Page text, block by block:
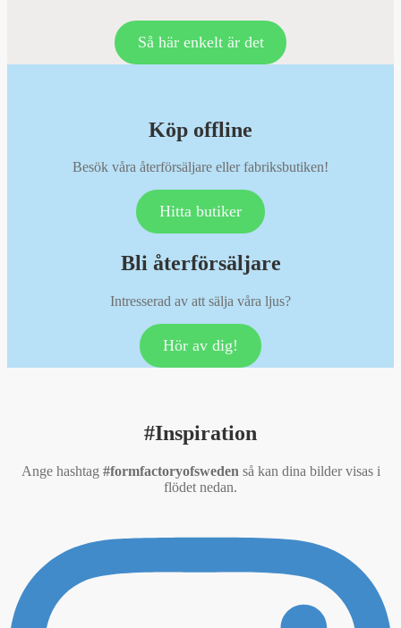
Så här enkelt är det
Köp offline
Besök våra återförsäljare eller fabriksbutiken!
Hitta butiker
Bli återförsäljare
Intresserad av att sälja våra ljus?
Hör av dig!
#Inspiration
Ange hashtag #formfactoryofsweden så kan dina bilder visas i
flödet nedan.